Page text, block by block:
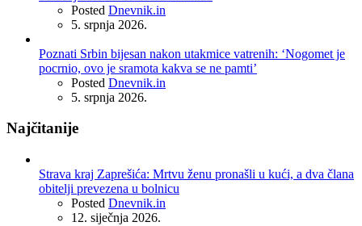
Posted Dnevnik.in
5. srpnja 2026.
Poznati Srbin bijesan nakon utakmice vatrenih: ‘Nogomet je
pocrnio, ovo je sramota kakva se ne pamti’
Posted Dnevnik.in
5. srpnja 2026.
Najčitanije
Strava kraj Zaprešića: Mrtvu ženu pronašli u kući, a dva člana
obitelji prevezena u bolnicu
Posted Dnevnik.in
12. siječnja 2026.